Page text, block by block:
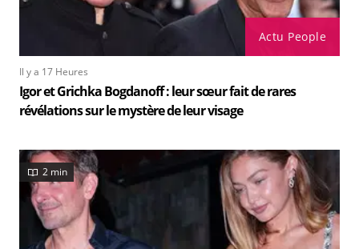
Actu People
Il y a 17 Heures
Igor et Grichka Bogdanoff : leur sœur fait de rares
révélations sur le mystère de leur visage
2 min